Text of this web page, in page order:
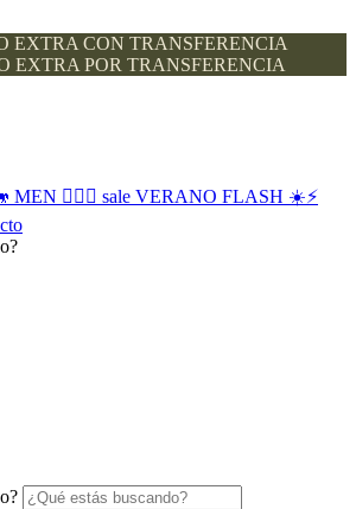
EXTRA CON TRANSFERENCIA
EXTRA POR TRANSFERENCIA
MEN 🙋🏽‍♂️ sale VERANO FLASH ☀️⚡️